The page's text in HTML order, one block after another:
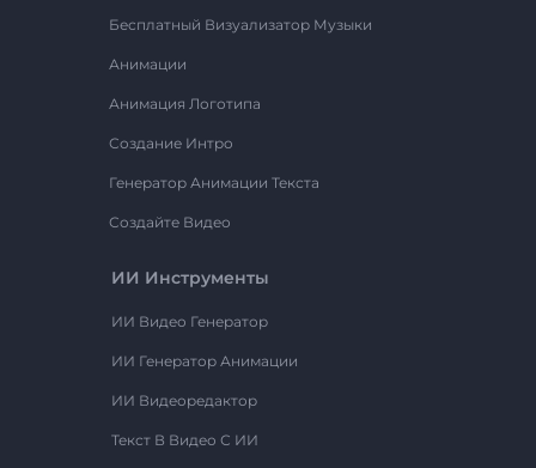
Бесплатный Визуализатор Музыки
Анимации
Анимация Логотипа
Создание Интро
Генератор Анимации Текста
Создайте Видео
ИИ Инструменты
ИИ Видео Генератор
ИИ Генератор Анимации
ИИ Видеоредактор
Текст В Видео С ИИ